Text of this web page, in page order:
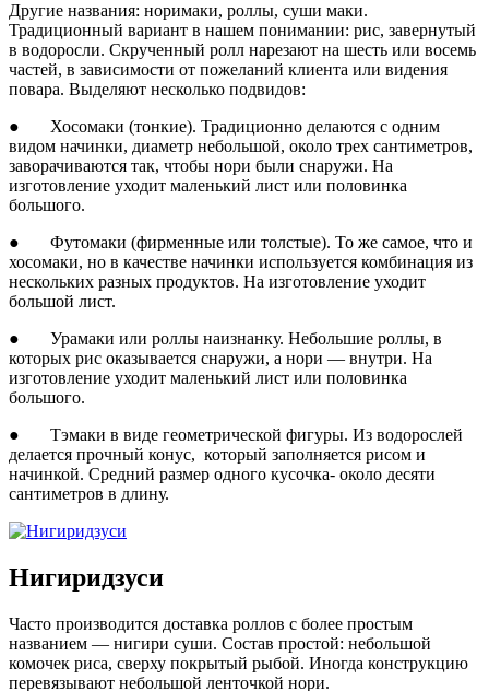
Другие названия: норимаки, роллы, суши маки.
Традиционный вариант в нашем понимании: рис, завернутый
в водоросли. Скрученный ролл нарезают на шесть или восемь
частей, в зависимости от пожеланий клиента или видения
повара. Выделяют несколько подвидов:
● Хосомаки (тонкие). Традиционно делаются с одним
видом начинки, диаметр небольшой, около трех сантиметров,
заворачиваются так, чтобы нори были снаружи. На
изготовление уходит маленький лист или половинка
большого.
● Футомаки (фирменные или толстые). То же самое, что и
хосомаки, но в качестве начинки используется комбинация из
нескольких разных продуктов. На изготовление уходит
большой лист.
● Урамаки или роллы наизнанку. Небольшие роллы, в
которых рис оказывается снаружи, а нори — внутри. На
изготовление уходит маленький лист или половинка
большого.
● Тэмаки в виде геометрической фигуры. Из водорослей
делается прочный конус, который заполняется рисом и
начинкой. Средний размер одного кусочка- около десяти
сантиметров в длину.
Нигиридзуси
Часто производится доставка роллов с более простым
названием — нигири суши. Состав простой: небольшой
комочек риса, сверху покрытый рыбой. Иногда конструкцию
перевязывают небольшой ленточкой нори.